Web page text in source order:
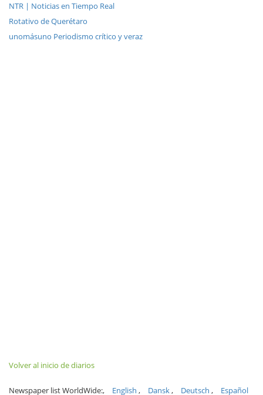
NTR | Noticias en Tiempo Real
Rotativo de Querétaro
unomásuno Periodismo crítico y veraz
Volver al inicio de diarios
Newspaper list WorldWide: English Dansk Deutsch Español